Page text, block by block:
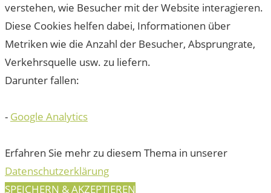
verstehen, wie Besucher mit der Website interagieren.
Diese Cookies helfen dabei, Informationen über
Metriken wie die Anzahl der Besucher, Absprungrate,
Verkehrsquelle usw. zu liefern.
Darunter fallen:
- Google Analytics
Erfahren Sie mehr zu diesem Thema in unserer
Datenschutzerklärung
SPEICHERN & AKZEPTIEREN